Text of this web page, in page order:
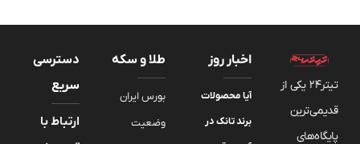
تیتر24 یکی از
قدیمی‌ترین
پایگاه‌های
اخبار روز
آیا محصولات
برند تانک در
طلا و سکه
بورس ایران
وضعیت
دسترسی
سریع
ارتباط با